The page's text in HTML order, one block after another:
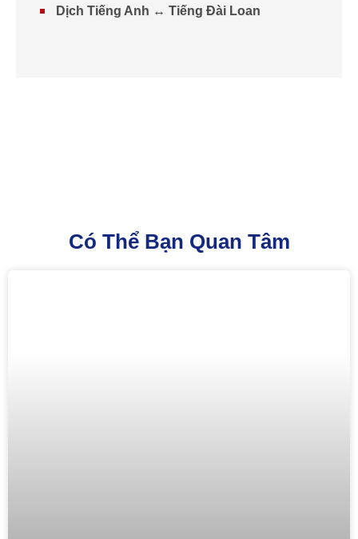
Dịch Tiếng Anh ↔ Tiếng Đài Loan
Có Thể Bạn Quan Tâm